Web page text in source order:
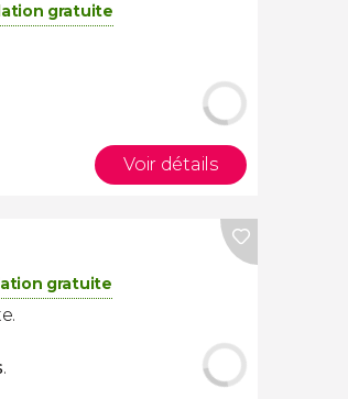
gratuite
Voir détails
gratuite
.